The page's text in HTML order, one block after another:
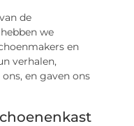
de
we
en
verhalen,
en gaven ons